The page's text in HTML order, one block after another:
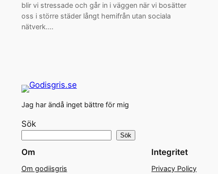
blir vi stressade och går in i väggen när vi bosätter
oss i större städer långt hemifrån utan sociala
nätverk.…
Jag har ändå inget bättre för mig
Sök
Sök
Om
Om godiisgris
Integritet
Privacy Policy